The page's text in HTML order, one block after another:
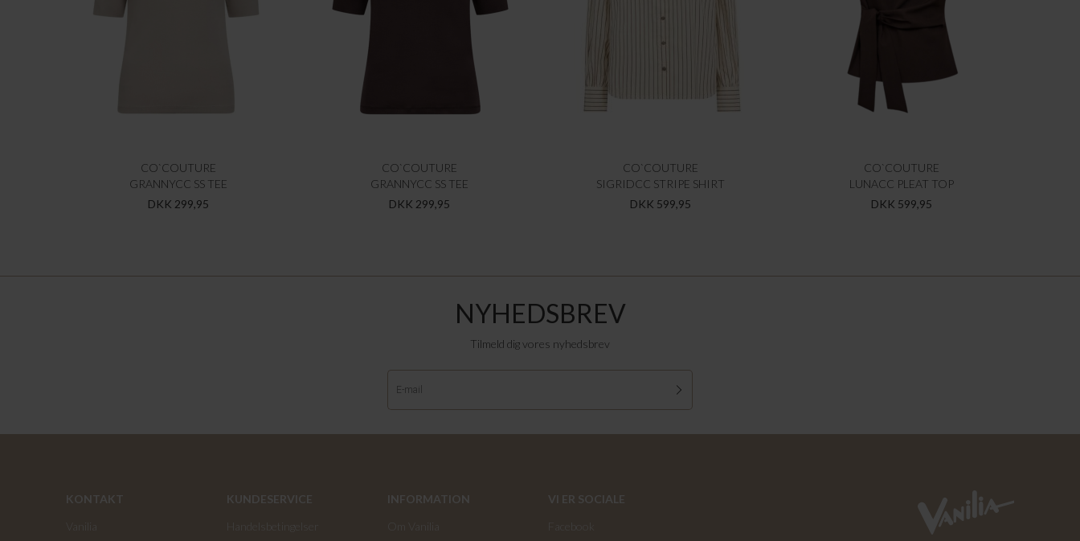
CO`COUTURE
GRANNYCC SS TEE
DKK 299,95
CO`COUTURE
GRANNYCC SS TEE
DKK 299,95
CO`COUTURE
SIGRIDCC STRIPE SHIRT
DKK 599,95
CO`COUTURE
LUNACC PLEAT TOP
DKK 599,95
NYHEDSBREV
Tilmeld dig vores nyhedsbrev
KONTAKT
KUNDESERVICE
INFORMATION
VI ER SOCIALE